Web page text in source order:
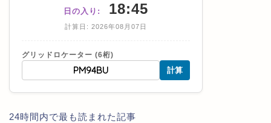
日の入り: 18:45
計算日: 2026年08月07日
グリッドロケーター (6桁)
計算
24時間内で最も読まれた記事